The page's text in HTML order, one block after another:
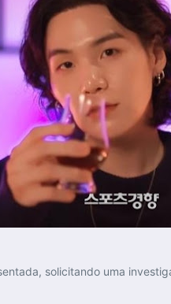
solicitando uma